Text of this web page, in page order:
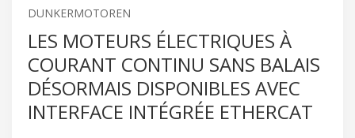
DUNKERMOTOREN
LES MOTEURS ÉLECTRIQUES À
COURANT CONTINU SANS BALAIS
DÉSORMAIS DISPONIBLES AVEC
INTERFACE INTÉGRÉE ETHERCAT